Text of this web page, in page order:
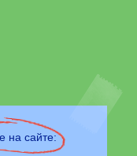
на сайте: